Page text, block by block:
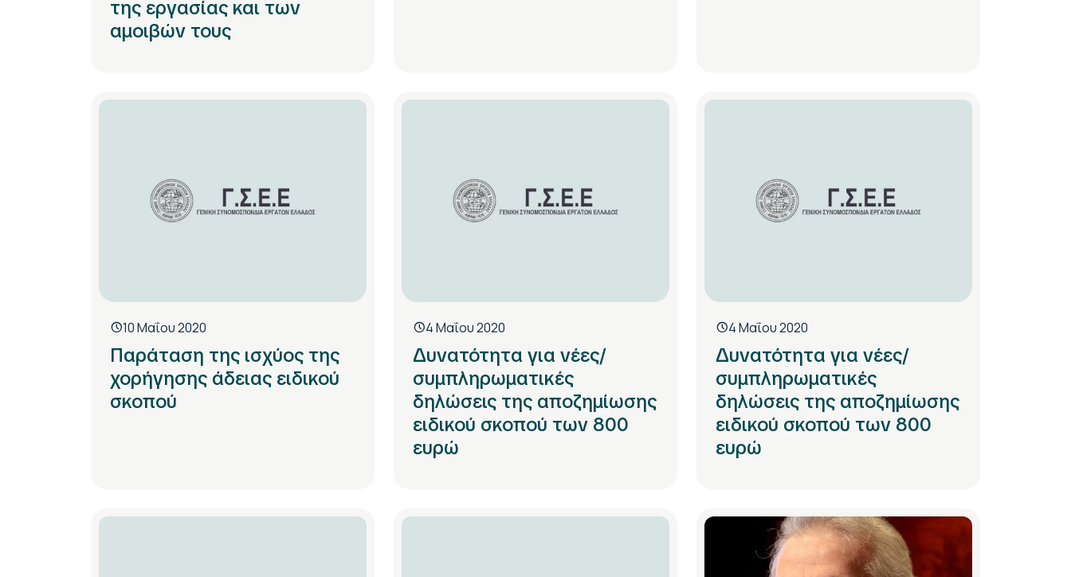
της εργασίας και των
αμοιβών τους
10 Μαΐου 2020
Παράταση της ισχύος της
χορήγησης άδειας ειδικού
σκοπού
4 Μαΐου 2020
Δυνατότητα για νέες/
συμπληρωματικές
δηλώσεις της αποζημίωσης
ειδικού σκοπού των 800
ευρώ
4 Μαΐου 2020
Δυνατότητα για νέες/
συμπληρωματικές
δηλώσεις της αποζημίωσης
ειδικού σκοπού των 800
ευρώ